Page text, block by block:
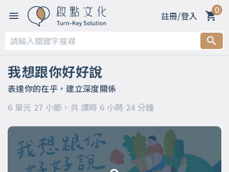
註冊/登入 0
我想跟你好好說
表達你的在乎，建立深度關係
6 單元 27 小節，共 課時 6 小時 24 分鐘
第一章
第二章 春天～善意的萌芽：用啟發取代要求
第三章 夏天～力量的生長：用引導化解命令
第四章 秋天～美好的收穫：用讚許昇華輕蔑
第五章 冬天～溫暖的陪伴：用支持消融冷漠
第六章